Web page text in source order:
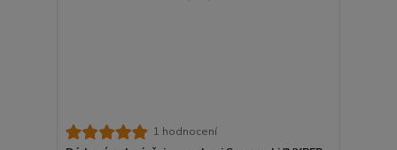
1 hodnocení